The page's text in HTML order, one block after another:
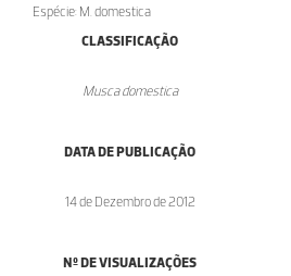
Espécie: M. domestica
CLASSIFICAÇÃO
Musca domestica
DATA DE PUBLICAÇÃO
14 de Dezembro de 2012
Nº DE VISUALIZAÇÕES